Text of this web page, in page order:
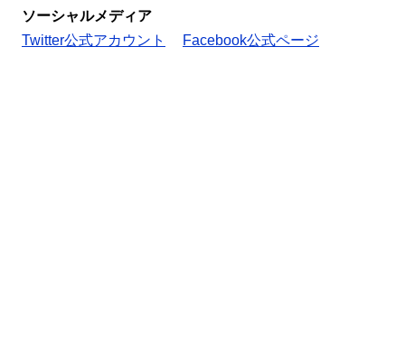
ソーシャルメディア
Twitter公式アカウント
Facebook公式ページ